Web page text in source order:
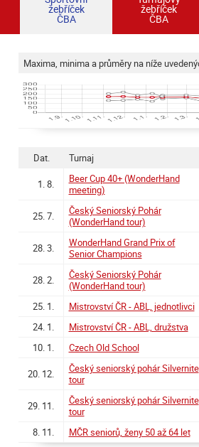
žebříček
ČBA
žebříček
ČBA
Maxima, minima a průměry na níže
Dat. Turnaj
1. 8.
Beer Cup 40+ (WonderHand
meeting)
25. 7.
Český Seniorský Pohár
(WonderHand tour)
28. 3.
WonderHand Grand Prix of
Senior Champions
28. 2.
Český Seniorský Pohár
(WonderHand tour)
25. 1. Mistrovství ČR - ABL, jednotlivci
24. 1.
Mistrovství ČR - ABL, družstva
10. 1.
Czech Old School
20. 12.
Český seniorský pohár Silvernite
tour
29. 11.
Český seniorský pohár Silvernite
tour
8. 11. MČR seniorů, ženy 50 až 64 let